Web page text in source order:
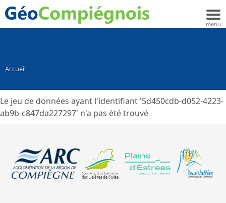
Accueil
Le jeu de données ayant l'identifiant '5d450cdb-d052-4223-
ab9b-c847da227297' n'a pas été trouvé